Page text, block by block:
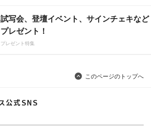
試写会、登壇イベント、サインチェキなど
プレゼント！
プレゼント特集
このページのトップへ